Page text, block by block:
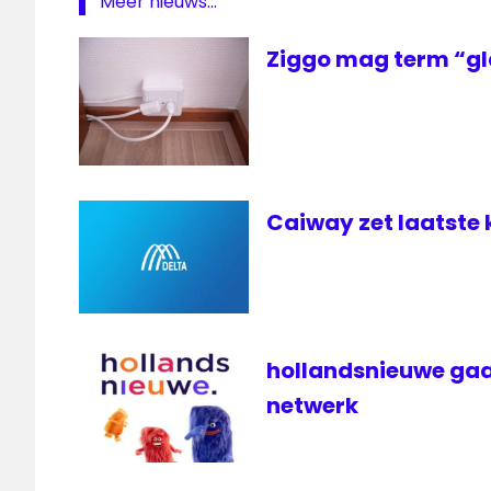
Ziggo mag term
Caiway zet laatste
hollandsnieuwe
netwerk